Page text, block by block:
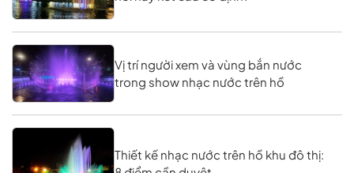
Vị trí người xem và vùng bắn nước
trong show nhạc nước trên hồ
Thiết kế nhạc nước trên hồ khu đô thị: